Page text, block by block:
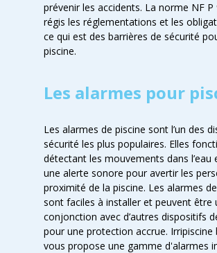
prévenir les accidents. La norme NF P
régis les réglementations et les
ce qui est des barrières de sécurité
piscine.
Les alarmes pour
Les alarmes de piscine sont l’un des
sécurité les plus populaires. Elles
détectant les mouvements dans
une alerte sonore pour avertir les
proximité de la piscine. Les alarmes
sont faciles à installer et peuvent être
conjonction avec d’autres dispositifs
pour une protection accrue. Irripiscine
vous propose une gamme d'alarmes